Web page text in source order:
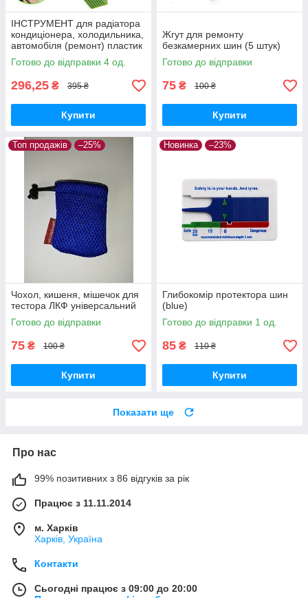
ІНСТРУМЕНТ для радіатора
кондиціонера, холодильника,
автомобіля (ремонт) пластик
Готово до відправки 4 од.
296,25 ₴ 395 ₴
Купити
Жгут для ремонту
безкамерних шин (5 штук)
Готово до відправки
75 ₴ 100 ₴
Купити
Топ продажів –25%
Чохол, кишеня, мішечок для
тестора ЛКФ універсальний
Готово до відправки
75 ₴ 100 ₴
Купити
Новинка –23%
Глибокомір протектора шин
(blue)
Готово до відправки 1 од.
85 ₴ 110 ₴
Купити
Показати ще
Про нас
99% позитивних з 86 відгуків за рік
Працює з 11.11.2014
м. Харків
Харків, Україна
Контакти
Сьогодні працює з 09:00 до 20:00